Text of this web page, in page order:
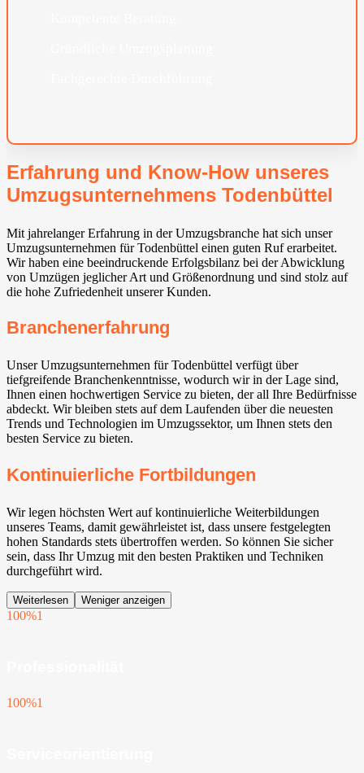
Erfahrung und Know-How unseres
Umzugsunternehmens Todenbüttel
Mit jahrelanger Erfahrung in der Umzugsbranche hat sich unser
Umzugsunternehmen für Todenbüttel einen guten Ruf erarbeitet.
Wir haben eine beeindruckende Erfolgsbilanz bei der Abwicklung
von Umzügen jeglicher Art und Größenordnung und sind stolz auf
die hohe Zufriedenheit unserer Kunden.
Branchenerfahrung
Unser Umzugsunternehmen für Todenbüttel verfügt über
tiefgreifende Branchenkenntnisse, wodurch wir in der Lage sind,
Ihnen einen hochwertigen Service zu bieten, der all Ihre Bedürfnisse
abdeckt. Wir bleiben stets auf dem Laufenden über die neuesten
Trends und Technologien im Umzugssektor, um Ihnen stets den
besten Service zu bieten.
Kontinuierliche Fortbildungen
Wir legen höchsten Wert auf kontinuierliche Weiterbildungen
unseres Teams, damit gewährleistet ist, dass unsere festgelegten
hohen Standards stets übertroffen werden. So können Sie sicher
sein, dass Ihr Umzug mit den besten Praktiken und Techniken
durchgeführt wird.
Weiterlesen Weniger anzeigen
100%1
100%1